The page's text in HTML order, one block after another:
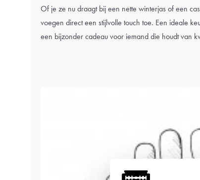
Of je ze nu draagt bij een nette winterjas of een
voegen direct een stijlvolle touch toe. Een ideale
een bijzonder cadeau voor iemand die houdt van